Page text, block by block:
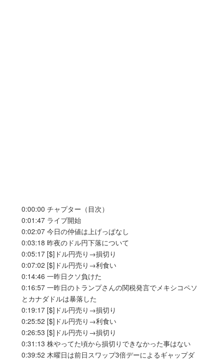
0:00:00 チャプター（目次）
0:01:47 ライブ開始
0:02:07 今日の仲値は上げっぱなし
0:03:18 昨夜のドル円下落について
0:05:17 [$]ドル円売り→損切り
0:07:02 [$]ドル円売り→利食い
0:14:46 一昨日クソ負けた
0:16:57 一昨日のトランプさんの関税発言でメキシコペソ
とカナダドルは暴落した
0:19:17 [$]ドル円売り→損切り
0:25:52 [$]ドル円売り→利食い
0:26:53 [$]ドル円売り→損切り
0:31:13 株やってた頃から損切りできなかった事はない
0:39:52 木曜日は前日スワップ3倍デーによるギャップダ